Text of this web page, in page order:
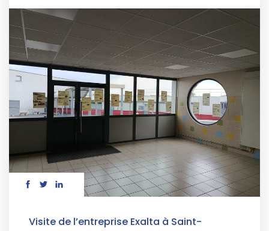
Visite de l’entreprise Exalta à Saint-